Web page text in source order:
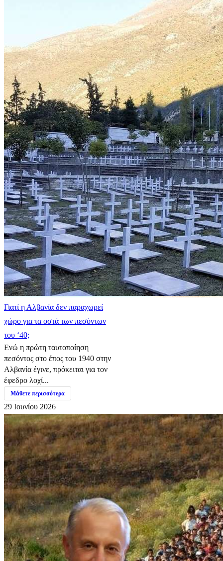
Γιατί η Αλβανία δεν παραχωρεί
χώρο για τα οστά των πεσόντων
του ‘40;
Ενώ η πρώτη ταυτοποίηση
πεσόντος στο έπος του 1940 στην
Αλβανία έγινε, πρόκειται για τον
έφεδρο λοχί...
Μάθετε περισσότερα
29 Ιουνίου 2026